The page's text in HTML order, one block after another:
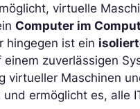
virtuelle
Computer im
hingegen ist ein
zuverlässigen
virtueller Maschinen
ermöglicht es, alle